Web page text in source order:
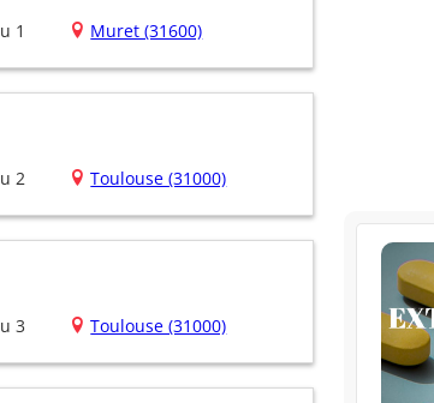
1 Muret (31600)
2 Toulouse (31000)
3 Toulouse (31000)